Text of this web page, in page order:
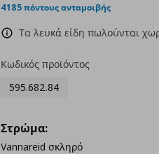
4185 πόντους ανταμοιβής
Τα λευκά είδη πωλούνται
Κωδικός προϊόντος
595.682.84
Στρώμα:
Vannareid σκληρό